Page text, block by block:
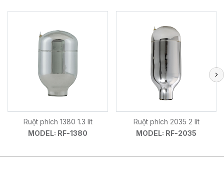
Ruột phích 1380 1.3 lít
MODEL: RF-1380
Ruột phích 2035 2 lít
MODEL: RF-2035